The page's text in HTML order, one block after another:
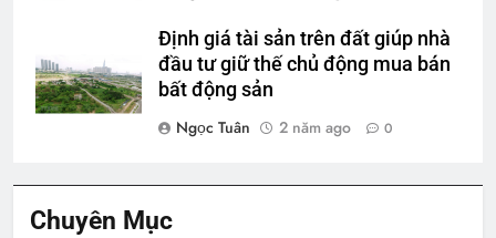
Định giá tài sản trên đất giúp nhà
đầu tư giữ thế chủ động mua bán
bất động sản
Ngọc Tuân
2 năm ago 0
Chuyên Mục